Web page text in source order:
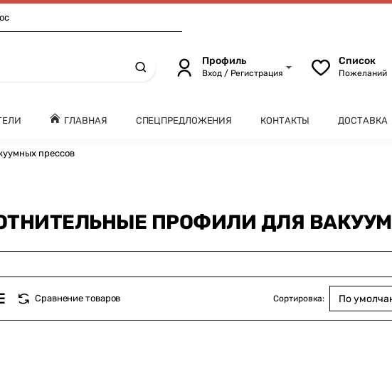
Профиль
Вход / Регистрация
Список
Пожеланий
ГЛАВНАЯ СПЕЦПРЕДЛОЖЕНИЯ КОНТАКТЫ ДОСТАВКА
прессов
ПРОФИЛИ ДЛЯ
Сравнение товаров Сортировка: